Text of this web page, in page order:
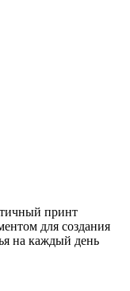
принт
для создания
на каждый день